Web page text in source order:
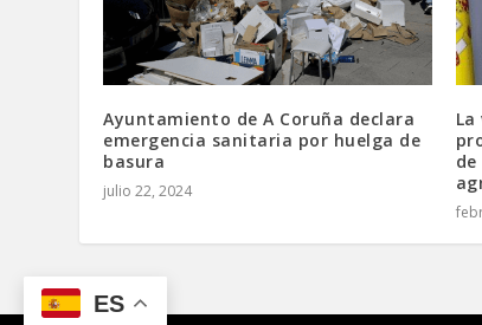
Ayuntamiento de A Coruña declara
emergencia sanitaria por huelga de
basura
julio 22, 2024
ES